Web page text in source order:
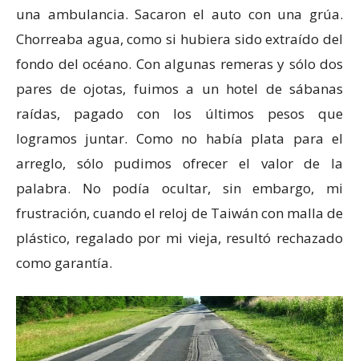
una ambulancia. Sacaron el auto con una grúa.
Chorreaba agua, como si hubiera sido extraído del
fondo del océano. Con algunas remeras y sólo dos
pares de ojotas, fuimos a un hotel de sábanas
raídas, pagado con los últimos pesos que
logramos juntar. Como no había plata para el
arreglo, sólo pudimos ofrecer el valor de la
palabra. No podía ocultar, sin embargo, mi
frustración, cuando el reloj de Taiwán con malla de
plástico, regalado por mi vieja, resultó rechazado
como garantía.